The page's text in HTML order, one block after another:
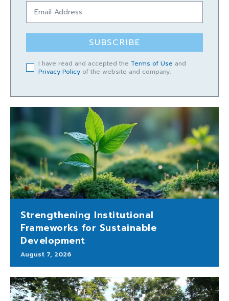
SUBSCRIBE
I have read and accepted the Terms of Use and
Privacy Policy of the website and company.
Strengthening Institutional
Frameworks for Sustainable
Development
August 7, 2026